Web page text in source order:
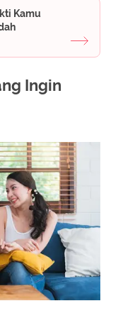
Kamu
Ingin